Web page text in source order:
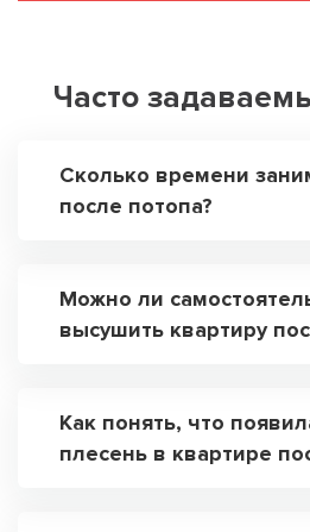
Часто
Сколько времени
после потопа?
Можно ли
высушить квартиру
Как понять, что
плесень в квартире